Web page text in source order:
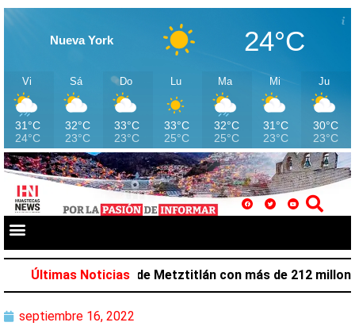
Nueva York 24°C
Vi
31°C
24°C
Sá
32°C
23°C
Do
33°C
23°C
Lu
33°C
25°C
Ma
32°C
25°C
Mi
31°C
23°C
Ju
30°C
23°C
Últimas Noticias
desarrollo de Metztitlán con más de 212
septiembre 16, 2022